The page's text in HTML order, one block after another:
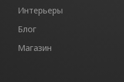
Интерьеры
Блог
Магазин